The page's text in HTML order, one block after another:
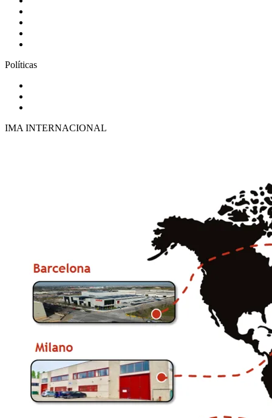
Políticas
IMA INTERNACIONAL